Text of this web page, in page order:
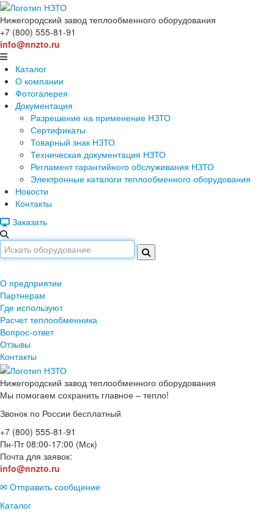
Нижегородский завод теплообменного оборудования
+7 (800) 555-81-91
info@nnzto.ru
Каталог
О компании
Фотогалерея
Документация
Разрешение на применение НЗТО
Сертификаты
Товарный знак НЗТО
Техническая документация НЗТО
Регламент гарантийного обслуживания НЗТО
Электронные каталоги теплообменного оборудования
Новости
Контакты
Заказать
О предприятии
Партнерам
Где используют
Расчет теплообменника
Вопрос-ответ
Отзывы
Контакты
Нижегородский завод теплообменного оборудования
Мы помогаем сохранить главное – тепло!
Звонок по России бесплатный
+7 (800) 555-81-91
Пн-Пт 08:00-17:00 (Мск)
Почта для заявок:
info@nnzto.ru
✉ Отправить сообщение
Каталог